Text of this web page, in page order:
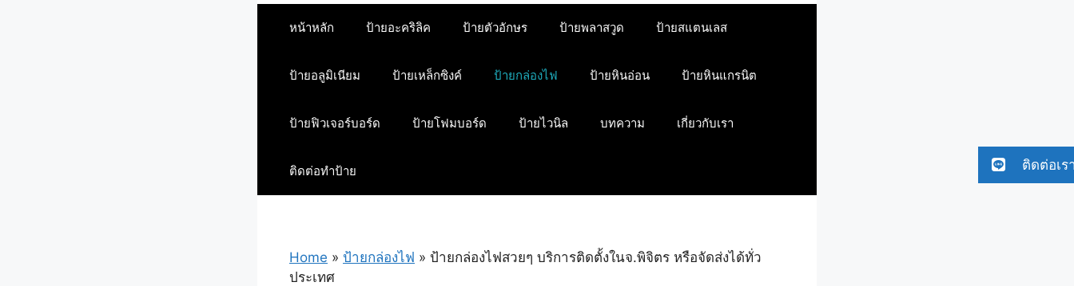
หน้าหลัก ป้ายอะคริลิค ป้ายตัวอักษร ป้ายพลาสวูด ป้ายสแตนเลส
ป้ายอลูมิเนียม ป้ายเหล็กซิงค์ ป้ายกล่องไฟ ป้ายหินอ่อน ป้ายหินแกรนิต
ป้ายฟิวเจอร์บอร์ด ป้ายโฟมบอร์ด ป้ายไวนิล บทความ เกี่ยวกับเรา
ติดต่อทำป้าย
Home » ป้ายกล่องไฟ » ป้ายกล่องไฟสวยๆ บริการติดตั้งในจ.พิจิตร หรือจัดส่งได้ทั่ว
ประเทศ
ติดต่อเร